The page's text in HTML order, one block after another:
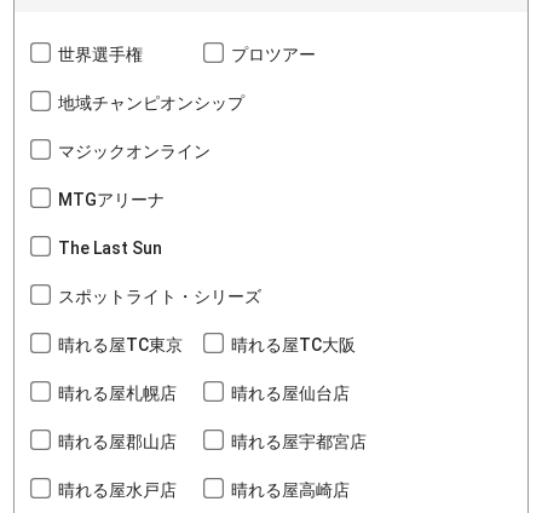
世界選手権 プロツアー
地域チャンピオンシップ
マジックオンライン
MTGアリーナ
The Last Sun
スポットライト・シリーズ
晴れる屋TC東京 晴れる屋TC大阪
晴れる屋札幌店 晴れる屋仙台店
晴れる屋郡山店 晴れる屋宇都宮店
晴れる屋水戸店 晴れる屋高崎店